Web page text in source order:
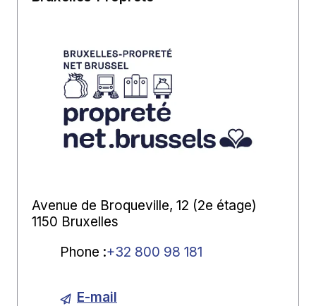
Avenue de Broqueville, 12 (2e étage)
1150 Bruxelles
Phone :+32 800 98 181
E-mail